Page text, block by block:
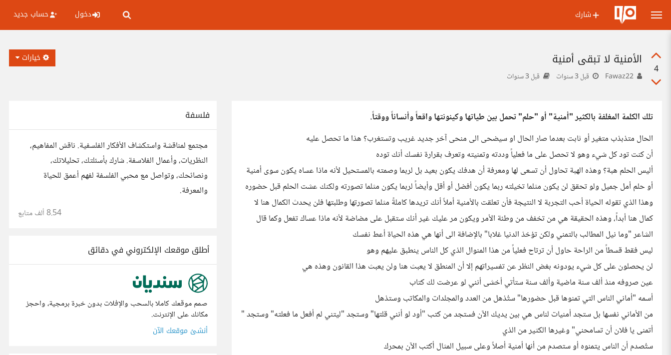
شارك دخول حساب جديد
4
الأمنية لا تبقى أمنية
قبل 3 سنوات قبل 3 سنوات
خيارات
تلك الكلمة المغلفة بالكثير "أمنية" أو "حلم" تحمل بين طياتها وكينونتها واقعاً وأنساناً ووقتاً.
الحال متذبذب متغير أو ثابت بعدما صار الحال او سيضحى الى منحى آخر جديد غريب وتستغرب؟ هذا ما تحصل عليه
أن كنت تود كل شيء وهو لا تحصل على ما فعلياً وددته وتمنيته وتعرف بقرارة نفسك أنك توده
أليس الحلم هبة؟ وهذه الهبة تحاول أن تسعى لها ومعرفة أن هدفك يكون بعيد بل لربما وصمته بالمستحيل لأنه ماذا عساه يكون سوى أمنية
أو حلم أمل جميل ولو تحقق لن يكون مثلما تخيلته ربما يكون أفضل أو أقل وأيضاً لربما يكون مثلما تصورته ولكنك عشت الحلم قبل حضوره
وهذا الذي تقوله الحياة أحب التجربة لا النتيجة فأن تعلقت بالأمنية أملاً أنك تريدها كاملةً مثلما تصورتها وطلبتها فلن يحدث الكمال هنا لا
كمال هنا أبداً، وهذه الحقيقة هي من تخفف من وطئة الأمر ويكون مر عليك غير أنك ستقبل على مضاضة لأنه ماذا عساك تفعل وكما قال
الشاعر "وما نيل المطالب بالتمني ولكن تؤخذ الدنيا غلابا" بالإضافة الى أنها هي هذه الحياة أعط نفسك
ليس فقط قسطاً من الراحة حاول أن ترتاح فعلياً من هذا المنوال الذي كل الناس ينطبق عليهم وهو
لن يحصلون على كل شيء يودونه بغض النظر عن تفسيراتهم إلا أن المنطق لا يعبث هنا ولن يعبث هذا القانون وهذه هي
عين صروفه منذ ألف سنة ماضية وألف سنة ستأتي أخشى أنني لو عرضت لك كتاب
أسمه "أماني الناس التي تمنوها قبل حضورها" ستُذهل من العدد والمجلدات والمكاتب وستذهل
من الأماني نفسها بل ستجد أمنيات لناس هي بين يديك الآن فستجد من كتب "أود لو أنني قلتها" وستجد "ليتني لم أفعل ما فعلته" وستجد "
أتمنى يا فلان أن تسامحني" وغيرها الكثير من الذي
ستُصدم أن الناس يتمنوه أو ستصدم من أنها أمنية أصلاً وعلى سبيل المثال أكتب الآن بمحرك
فلسفة
مجتمع لمناقشة واستكشاف الأفكار الفلسفية. ناقش المفاهيم،
النظريات، وأعمال الفلاسفة. شارك بأسئلتك، تحليلاتك،
ونصائحك، وتواصل مع محبي الفلسفة لفهم أعمق للحياة
والمعرفة.
8.54 ألف متابع
أطلق موقعك الإلكتروني في دقائق
صمم موقعك كاملا بالسحب والإفلات بدون خبرة برمجية، واحجز
مكانك على الإنترنت.
أنشئ موقعك الآن